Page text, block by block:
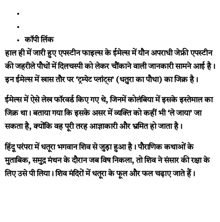
कॉपी लिंक
हाल ही में जारी हुए एपस्टीन फाइल्स के ईमेल्स में यौन अपराधी जेफ्री एपस्टीन
की जहरीले पौधों में दिलचस्पी को लेकर चौंकाने वाली जानकारी सामने आई है।
इन ईमेल्स में खास तौर पर ‘ट्रम्पेट प्लांट्स’ (धतुरा का पौधा) का जिक्र है।
ईमेल्स में ऐसे लेख फॉरवर्ड किए गए थे, जिनमें कोलंबिया में इसके इस्तेमाल का
जिक्र था। बताया गया कि इसके असर में व्यक्ति को कहीं भी ‘ले जाया’ जा
सकता है, क्योंकि वह पूरी तरह आज्ञाकारी और भ्रमित हो जाता है।
हिंदू परंपरा में धतूरा भगवान शिव से जुड़ा हुआ है। पौराणिक कथाओं के
मुताबिक, समुद्र मंथन के दौरान जब विष निकला, तो शिव ने संसार की रक्षा के
लिए उसे पी लिया। शिव मंदिरों में धतूरा के फूल और फल चढ़ाए जाते हैं।